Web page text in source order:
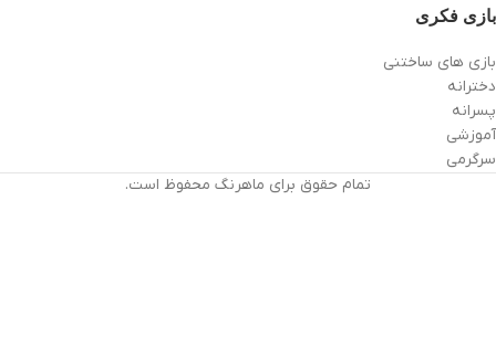
بازی فکری
بازی های ساختنی
دخترانه
پسرانه
آموزشی
سرگرمی
تمام حقوق برای ماهرنگ محفوظ است.